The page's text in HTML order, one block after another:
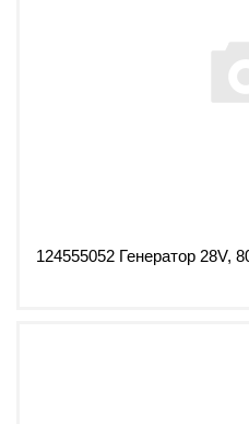
124555052 Генератор 28V,